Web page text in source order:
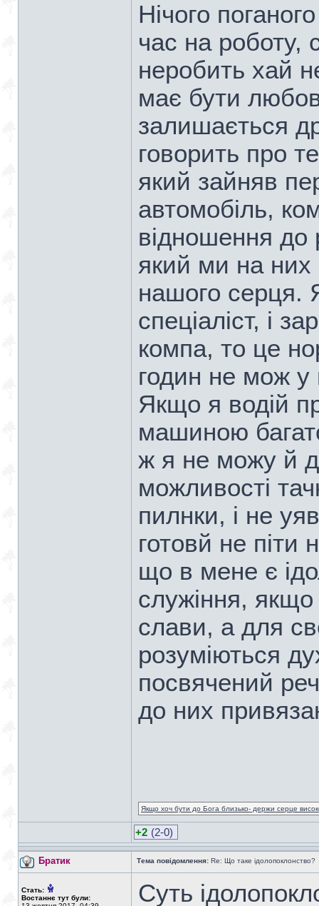
Нічого
час на роботу,
неробить хай
має бути
залишається
говорить про
який зайняв
автомобіль,
відношення до
який ми на них
нашого серця.
спеціаліст, і
компа, то це
годин не мож у
Якщо я водій
машиною
ж я не можу й
можливості
пилнки, і не
готовй не піти
що в мене є
служіння,
слави, а для
розуміються
посвячений
до них
Якщо хоч бути до Бога близько- держи серце
+2 (2-0)
Братик Тема повідомлення: Re: Що таке ідолопоклонство?
Стать:
Востаннє тут були:
Суть